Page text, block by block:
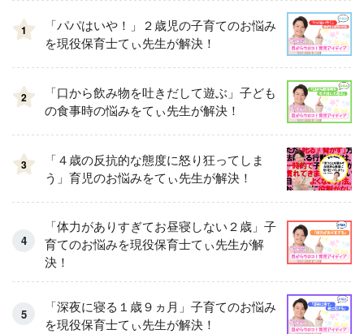
1
「パパはいや！」２歳児の子育てのお悩み
を現役保育士てぃ先生が解決！
2
「口から飲み物を吐きだして遊ぶ」子ども
の食事時の悩みをてぃ先生が解決！
3
「４歳の反抗的な態度に怒り狂ってしま
う」育児のお悩みをてぃ先生が解決！
「体力がありすぎてお昼寝しない２歳」子
育てのお悩みを現役保育士てぃ先生が解
決！
「深夜に寝る１歳９ヵ月」子育てのお悩み
を現役保育士てぃ先生が解決！